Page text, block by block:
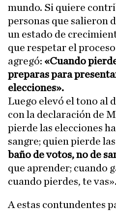
mundo. Si quiere
personas que salieron
un estado de
que respetar el
agregó: «Cuando
preparas para
elecciones».
Luego elevó el tono al
con la declaración de
pierde las elecciones
sangre; quien pierde
baño de votos, no de
que aprender; cuando
cuando pierdes, te vas».
A estas contundentes